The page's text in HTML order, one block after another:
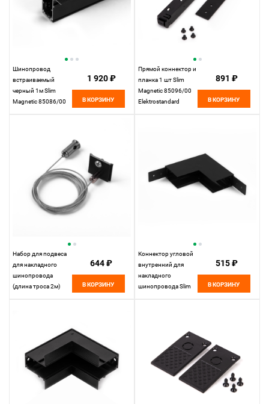
Шинопровод
встраиваемый
черный 1м Slim
Magnetic 85086/00
1 920 ₽
В КОРЗИНУ
Прямой коннектор и
планка 1 шт Slim
Magnetic 85096/00
Elektrostandard
891 ₽
В КОРЗИНУ
Набор для подвеса
для накладного
шинопровода
(длина троса 2м)
644 ₽
В КОРЗИНУ
Коннектор угловой
внутренний для
накладного
шинопровода Slim
515 ₽
В КОРЗИНУ